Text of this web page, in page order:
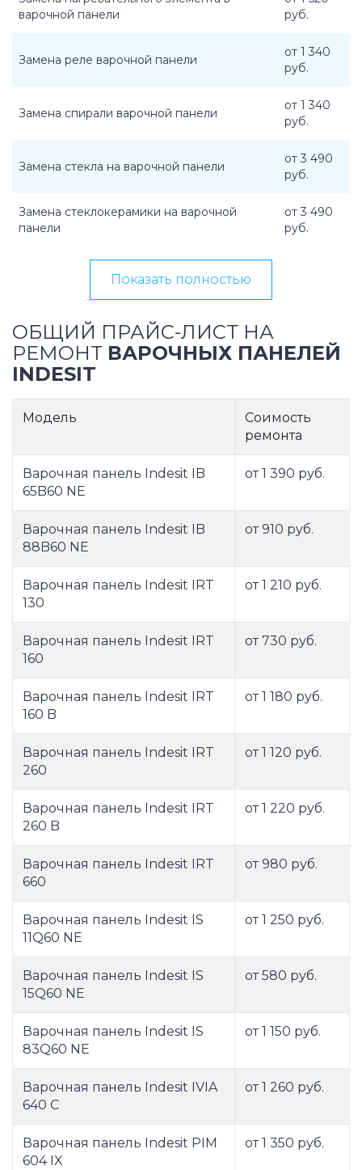
варочной панели
руб.
Замена реле варочной панели
от 1 340
руб.
Замена спирали варочной панели
от 1 340
руб.
Замена стекла на варочной панели
от 3 490
руб.
Замена стеклокерамики на варочной
панели
от 3 490
руб.
Показать полностью
ОБЩИЙ ПРАЙС-ЛИСТ НА
РЕМОНТ ВАРОЧНЫХ ПАНЕЛЕЙ
INDESIT
Модель
Соимость
ремонта
Варочная панель Indesit IB
65B60 NE
от 1 390 руб.
Варочная панель Indesit IB
88B60 NE
от 910 руб.
Варочная панель Indesit IRT
130
от 1 210 руб.
Варочная панель Indesit IRT
160
от 730 руб.
Варочная панель Indesit IRT
160 B
от 1 180 руб.
Варочная панель Indesit IRT
260
от 1 120 руб.
Варочная панель Indesit IRT
260 B
от 1 220 руб.
Варочная панель Indesit IRT
660
от 980 руб.
Варочная панель Indesit IS
11Q60 NE
от 1 250 руб.
Варочная панель Indesit IS
15Q60 NE
от 580 руб.
Варочная панель Indesit IS
83Q60 NE
от 1 150 руб.
Варочная панель Indesit IVIA
640 C
от 1 260 руб.
Варочная панель Indesit PIM
604 IX
от 1 350 руб.